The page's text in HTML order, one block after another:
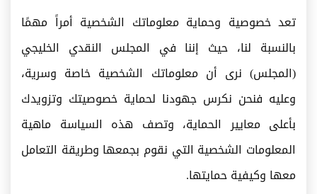
تعد خصوصية وحماية معلوماتك الشخصية أمراً مهمًا
بالنسبة لنا، حيث إننا في المجلس النقدي الخليجي
(المجلس) نرى أن معلوماتك الشخصية خاصة وسرية،
وعليه فنحن نكرس جهودنا لحماية خصوصيتك وتزويدك
بأعلى معايير الحماية، وتصف هذه السياسة ماهية
المعلومات الشخصية التي نقوم بجمعها وطريقة التعامل
معها وكيفية حمايتها.